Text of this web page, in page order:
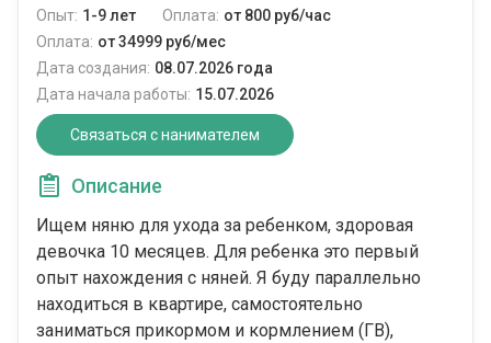
Опыт: 1-9 лет Оплата: от 800 руб/час
Оплата: от 34999 руб/мес
Дата создания: 08.07.2026 года
Дата начала работы: 15.07.2026
Связаться с нанимателем
Описание
Ищем няню для ухода за ребенком, здоровая
девочка 10 месяцев. Для ребенка это первый
опыт нахождения с няней. Я буду параллельно
находиться в квартире, самостоятельно
заниматься прикормом и кормлением (ГВ),